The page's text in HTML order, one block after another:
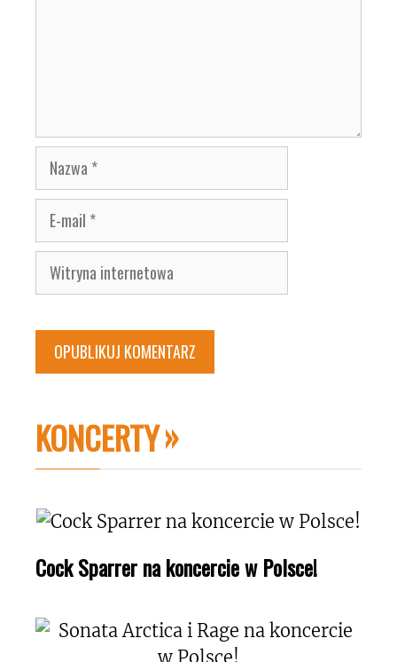
Nazwa
E-
mail
Witryna
internetowa
KONCERTY
Cock Sparrer na koncercie w Polsce!